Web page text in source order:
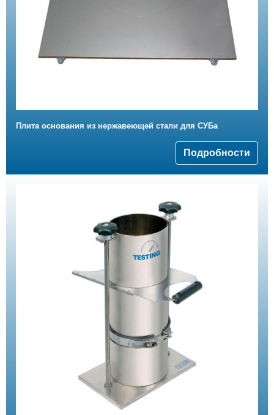
Плита основания из нержавеющей стали для СУБа
Подробности